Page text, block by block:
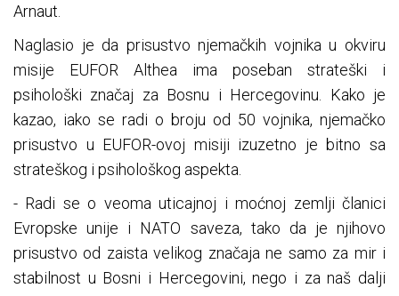
Arnaut.
Naglasio je da prisustvo njemačkih vojnika u okviru
misije EUFOR Althea ima poseban strateški i
psihološki značaj za Bosnu i Hercegovinu. Kako je
kazao, iako se radi o broju od 50 vojnika, njemačko
prisustvo u EUFOR-ovoj misiji izuzetno je bitno sa
strateškog i psihološkog aspekta.
- Radi se o veoma uticajnoj i moćnoj zemlji članici
Evropske unije i NATO saveza, tako da je njihovo
prisustvo od zaista velikog značaja ne samo za mir i
stabilnost u Bosni i Hercegovini, nego i za naš dalji